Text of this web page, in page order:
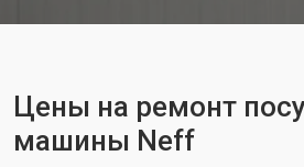
Цены на ремонт
машины Neff